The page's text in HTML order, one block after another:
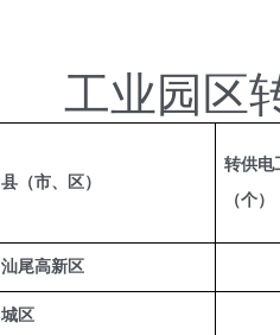
工业园区
县（市、区）
转供电
（个）
汕尾高新区
城区